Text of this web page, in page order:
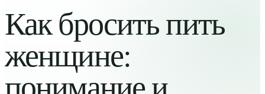
Как бросить пить
женщине: